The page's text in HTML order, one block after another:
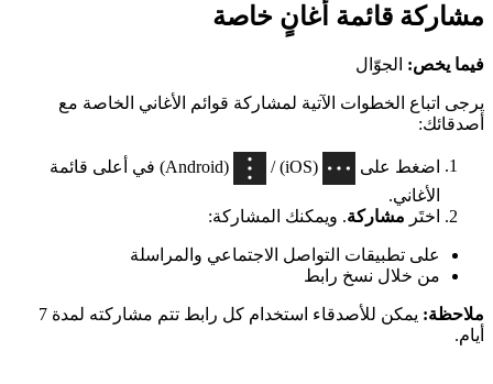
مشاركة قائمة أغانٍ خاصة
فيما يخص: الجوّال
يرجى اتباع الخطوات الآتية لمشاركة قوائم الأغاني الخاصة مع
أصدقائك:
اضغط على (iOS) /
(Android) في أعلى قائمة
الأغاني.
اختَر مشاركة. ويمكنك المشاركة:
على تطبيقات التواصل الاجتماعي والمراسلة
من خلال نسخ رابط
ملاحظة:
يمكن للأصدقاء استخدام كل رابط تتم مشاركته لمدة 7
أيام.